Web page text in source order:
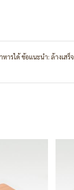
รได้ ข้อแนะนำ: ล้างเส